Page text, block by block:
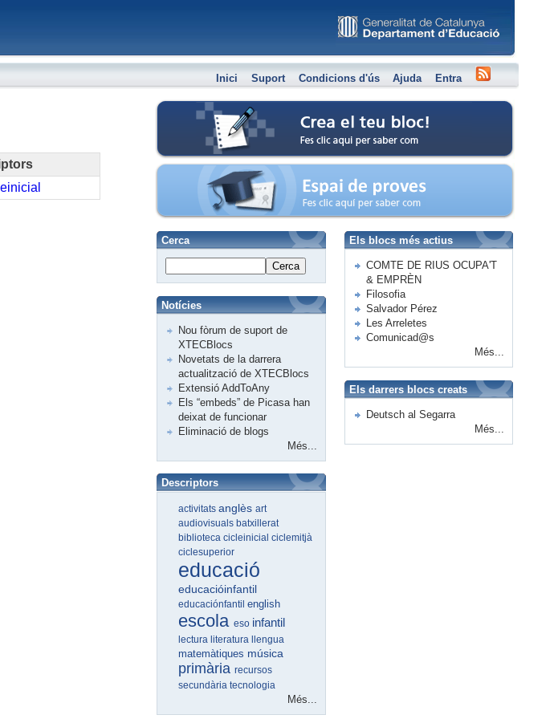
Inici Suport Condicions d'ús Ajuda Entra
Crea el teu bloc
Espai de proves
Cerca
Cerca
Notícies
Nou fòrum de suport de
XTECBlocs
Novetats de la darrera
actualització de XTECBlocs
Extensió AddToAny
Els “embeds” de Picasa han
deixat de funcionar
Eliminació de blogs
Més...
Descriptors
activitatsanglèsart
audiovisualsbatxillerat
bibliotecacicleinicialciclemitjà
ciclesuperior
educació
educacióinfantil
educaciónfantilenglish
escolaeso infantil
lecturaliteraturallengua
matemàtiques música
primàriarecursos
secundàriatecnologia
Més...
Els blocs més actius
COMTE DE RIUS OCUPA'T
& EMPRÈN
Filosofia
Salvador Pérez
Les Arreletes
Comunicad@s
Més...
Els darrers blocs creats
Deutsch al Segarra
Més...